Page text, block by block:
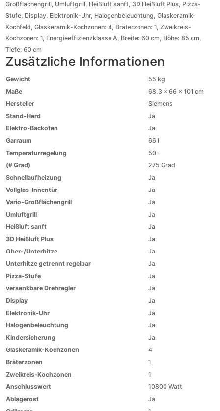
Großflächengrill, Umluftgrill, Heißluft sanft, 3D Heißluft Plus, Pizza-
Stufe, Display, Elektronik-Uhr, Halogenbeleuchtung, Glaskeramik-
Kochfeld, Glaskeramik-Kochzonen: 4, Bräterzonen: 1, Zweikreis-
Kochzonen: 1, Energieeffizienzklasse A, Breite: 60 cm, Höhe: 85 cm,
Tiefe: 60 cm
Zusätzliche Informationen
Gewicht
55 kg
Maße
68,3 × 66 × 101 cm
Hersteller
Siemens
Stand-Herd
Ja
Elektro-Backofen
Ja
Garraum
66 l
Temperaturregelung
50-
(# Grad)
275 Grad
Schnellaufheizung
Ja
Vollglas-Innentür
Ja
Vario-Großflächengrill
Ja
Umluftgrill
Ja
Heißluft sanft
Ja
3D Heißluft Plus
Ja
Ober-/Unterhitze
Ja
Unterhitze getrennt regelbar
Ja
Pizza-Stufe
Ja
versenkbare Drehregler
Ja
Display
Ja
Elektronik-Uhr
Ja
Halogenbeleuchtung
Ja
Kindersicherung
Ja
Glaskeramik-Kochzonen
4
Bräterzonen
1
Zweikreis-Kochzonen
1
Anschlusswert
10800 Watt
Ablagerost
Ja